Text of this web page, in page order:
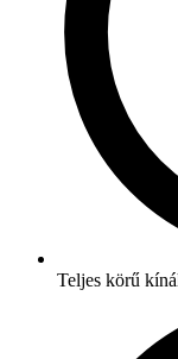
Teljes körű